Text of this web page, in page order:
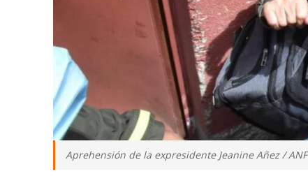
Aprehensión de la expresidente Jeanine Añez / ANF